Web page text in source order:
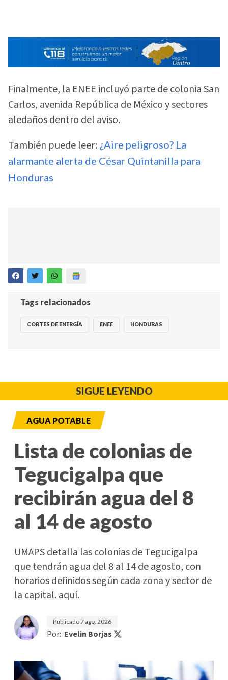
Finalmente, la ENEE incluyó parte de colonia San
Carlos, avenida República de México y sectores
aledaños dentro del aviso.
También puede leer: ¿Aire peligroso? La
alarmante alerta de César Quintanilla para
Honduras
Tags relacionados
CORTES DE ENERGÍA ENEE HONDURAS
SIGUE LEYENDO
AGUA POTABLE
Lista de colonias de
Tegucigalpa que
recibirán agua del 8
al 14 de agosto
UMAPS detalla las colonias de Tegucigalpa
que tendrán agua del 8 al 14 de agosto, con
horarios definidos según cada zona y sector de
la capital. aquí.
Publicado7 ago. 2026
Por: Evelin Borjas